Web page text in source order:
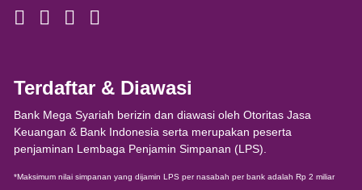
Terdaftar & Diawasi
Bank Mega Syariah berizin dan diawasi oleh Otoritas Jasa
Keuangan & Bank Indonesia serta merupakan peserta
penjaminan Lembaga Penjamin Simpanan (LPS).
*Maksimum nilai simpanan yang dijamin LPS per nasabah per bank adalah Rp 2 miliar